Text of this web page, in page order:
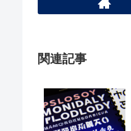
関連記事